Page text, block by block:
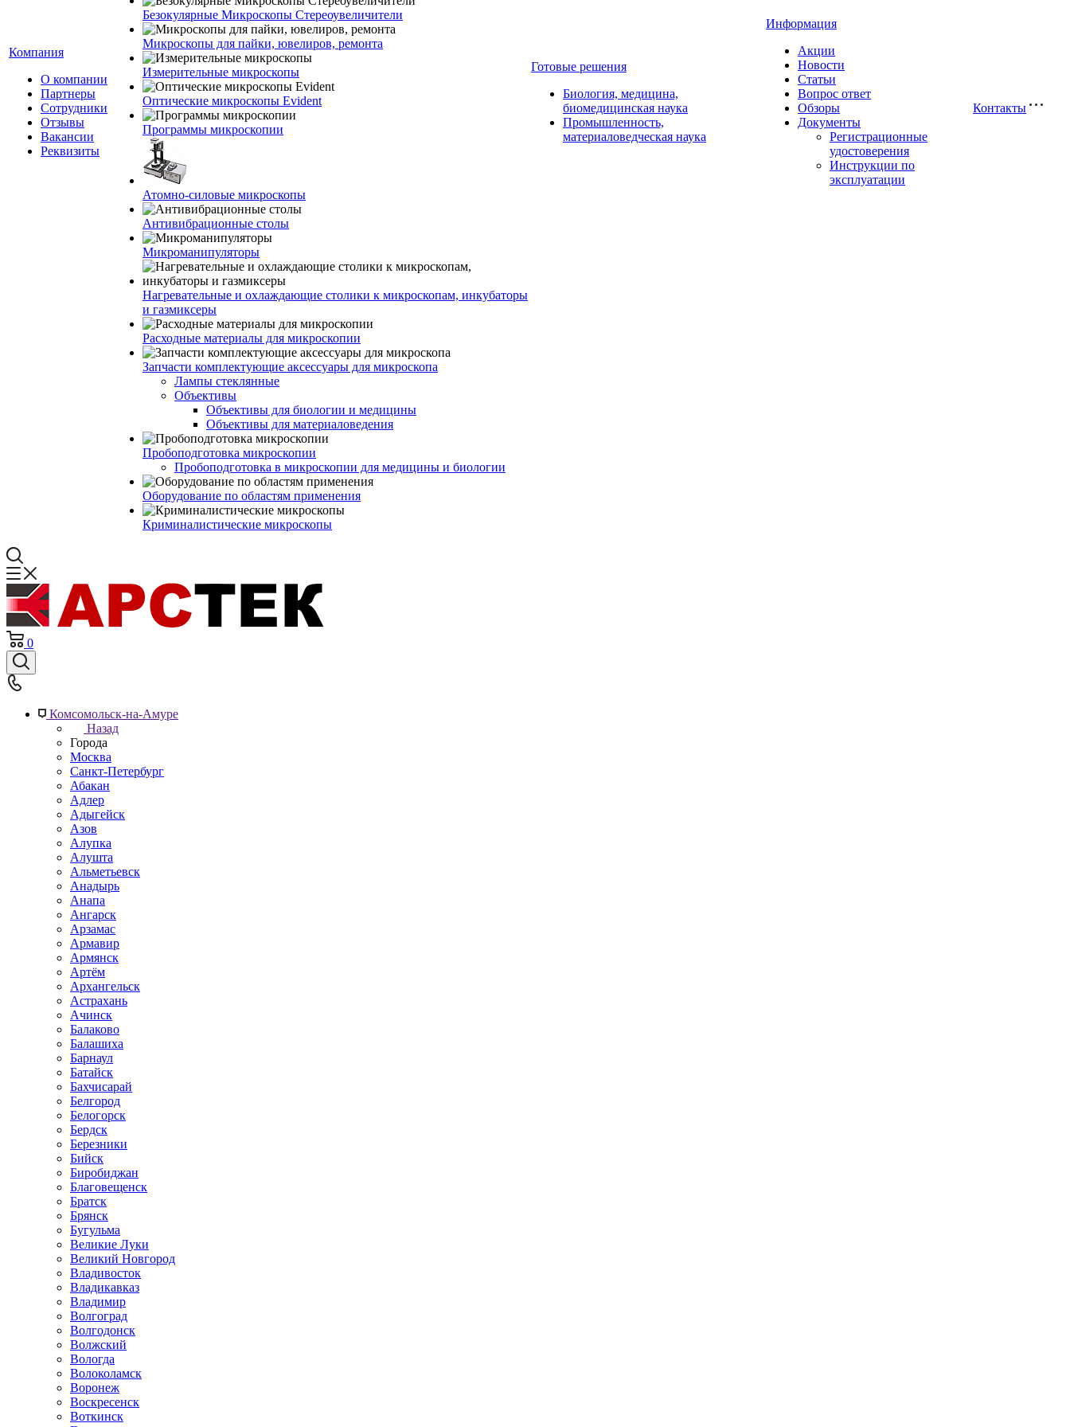
Компания
О компании
Партнеры
Сотрудники
Отзывы
Вакансии
Реквизиты
Безокулярные Микроскопы Стереоувеличители
Микроскопы для пайки, ювелиров, ремонта
Измерительные микроскопы
Оптические микроскопы Evident
Программы микроскопии
Атомно-силовые микроскопы
Антивибрационные столы
Микроманипуляторы
Нагревательные и охлаждающие столики к микроскопам, инкубаторы
и газмиксеры
Расходные материалы для микроскопии
Запчасти комплектующие аксессуары для микроскопа
Лампы стеклянные
Объективы
Объективы для биологии и медицины
Объективы для материаловедения
Пробоподготовка микроскопии
Пробоподготовка в микроскопии для медицины и биологии
Оборудование по областям применения
Криминалистические микроскопы
Готовые решения
Биология, медицина,
биомедицинская наука
Промышленность,
материаловедческая наука
Информация
Акции
Новости
Статьи
Вопрос ответ
Обзоры
Документы
Регистрационные
удостоверения
Инструкции по
эксплуатации
Контакты
0
Комсомольск-на-Амуре
Назад
Города
Москва
Санкт-Петербург
Абакан
Адлер
Адыгейск
Азов
Алупка
Алушта
Альметьевск
Анадырь
Анапа
Ангарск
Арзамас
Армавир
Армянск
Артём
Архангельск
Астрахань
Ачинск
Балаково
Балашиха
Барнаул
Батайск
Бахчисарай
Белгород
Белогорск
Бердск
Березники
Бийск
Биробиджан
Благовещенск
Братск
Брянск
Бугульма
Великие Луки
Великий Новгород
Владивосток
Владикавказ
Владимир
Волгоград
Волгодонск
Волжский
Вологда
Волоколамск
Воронеж
Воскресенск
Воткинск